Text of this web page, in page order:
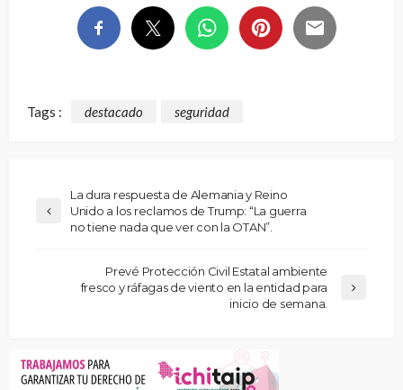
Tags : destacado seguridad
La dura respuesta de Alemania y Reino
Unido a los reclamos de Trump: “La guerra
no tiene nada que ver con la OTAN”.
Prevé Protección Civil Estatal ambiente
fresco y ráfagas de viento en la entidad para
inicio de semana.